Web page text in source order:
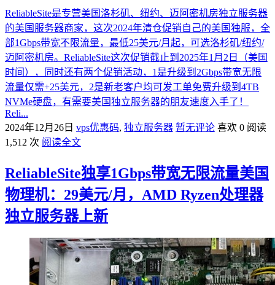
ReliableSite是专营美国洛杉矶、纽约、迈阿密机房独立服务器
的美国服务器商家，这次2024年清仓促销自己的美国独服，全
部1Gbps带宽不限流量，最低25美元/月起，可选洛杉矶/纽约/
迈阿密机房。ReliableSite这次促销截止到2025年1月2日（美国
时间），同时还有两个促销活动，1是升级到2Gbps带宽无限
流量仅需+25美元，2是新老客户均可发工单免费升级到4TB
NVMe硬盘，有需要美国独立服务器的朋友速度入手了！
Reli...
2024年12月26日 vps优惠码, 独立服务器 暂无评论 喜欢 0 阅读
1,512 次 阅读全文
ReliableSite独享1Gbps带宽无限流量美国
物理机：29美元/月，AMD Ryzen处理器
独立服务器上新